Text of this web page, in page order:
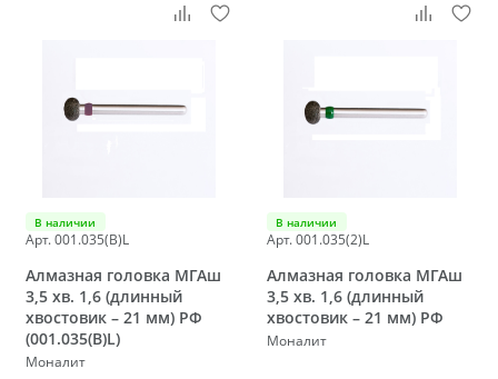
В наличии
Арт. 001.035(B)L
Алмазная головка МГАш
3,5 хв. 1,6 (длинный
хвостовик – 21 мм) РФ
(001.035(B)L)
Моналит
В наличии
Арт. 001.035(2)L
Алмазная головка МГАш
3,5 хв. 1,6 (длинный
хвостовик – 21 мм) РФ
Моналит